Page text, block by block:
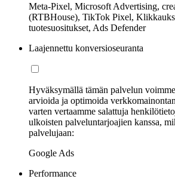
Meta-Pixel, Microsoft Advertising,
(RTBHouse), TikTok Pixel,
tuotesuositukset, Ads Defender
Laajennettu konversioseuranta
Hyväksymällä tämän palvelun
arvioida ja optimoida
varten vertaamme salattuja
ulkoisten palveluntarjoajien kanssa,
palvelujaan:
Google Ads
Performance